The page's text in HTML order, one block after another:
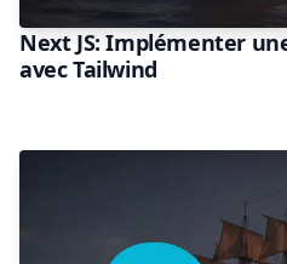
Next JS: Implémenter
avec Tailwind